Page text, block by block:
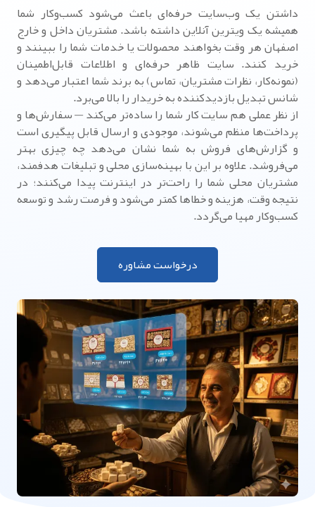
داشتن یک وب‌سایت حرفه‌ای باعث می‌شود کسب‌وکار شما
همیشه یک ویترین آنلاین داشته باشد. مشتریان داخل و خارج
اصفهان هر وقت بخواهند محصولات یا خدمات شما را ببینند و
خرید کنند. سایت ظاهر حرفه‌ای و اطلاعات قابل‌اطمینان
(نمونه‌کار، نظرات مشتریان، تماس) به برند شما اعتبار می‌دهد و
شانس تبدیل بازدیدکننده به خریدار را بالا می‌برد.
از نظر عملی هم سایت کار شما را ساده‌تر می‌کند — سفارش‌ها و
پرداخت‌ها منظم می‌شوند، موجودی و ارسال قابل پیگیری است
و گزارش‌های فروش به شما نشان می‌دهد چه چیزی بهتر
می‌فروشد. علاوه بر این با بهینه‌سازی محلی و تبلیغات هدفمند،
مشتریان محلی شما را راحت‌تر در اینترنت پیدا می‌کنند؛ در
نتیجه وقت، هزینه و خطاها کمتر می‌شود و فرصت رشد و توسعه
کسب‌وکار مهیا می‌گردد.
درخواست مشاوره